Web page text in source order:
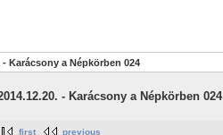
- Karácsony a Népkörben 024
- Karácsony a Népkörben 024
first previous